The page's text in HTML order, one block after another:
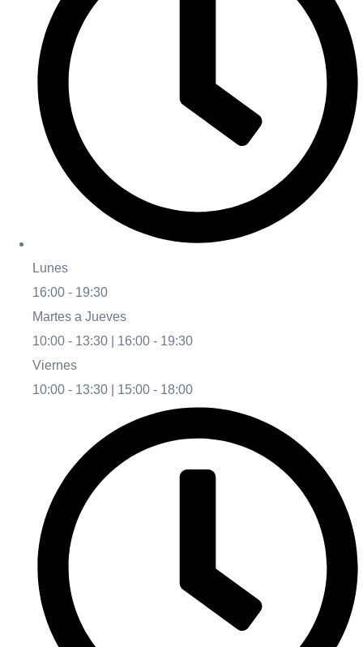
Lunes
16:00 - 19:30
Martes a Jueves
10:00 - 13:30 | 16:00 - 19:30
Viernes
10:00 - 13:30 | 15:00 - 18:00